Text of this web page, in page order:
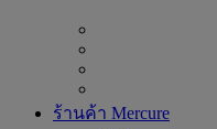
ร้านค้า Mercure